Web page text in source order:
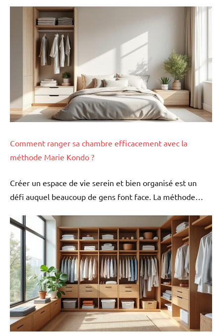
Comment ranger sa chambre efficacement avec la
méthode Marie Kondo ?
Créer un espace de vie serein et bien organisé est un
défi auquel beaucoup de gens font face. La méthode…